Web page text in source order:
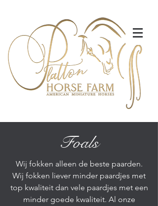
Foals
Wij fokken alleen de beste paarden.
Wij fokken liever minder paardjes met
top kwaliteit dan vele paardjes met een
minder goede kwaliteit. Al onze